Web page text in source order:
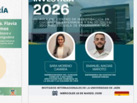
Enfermería investiga